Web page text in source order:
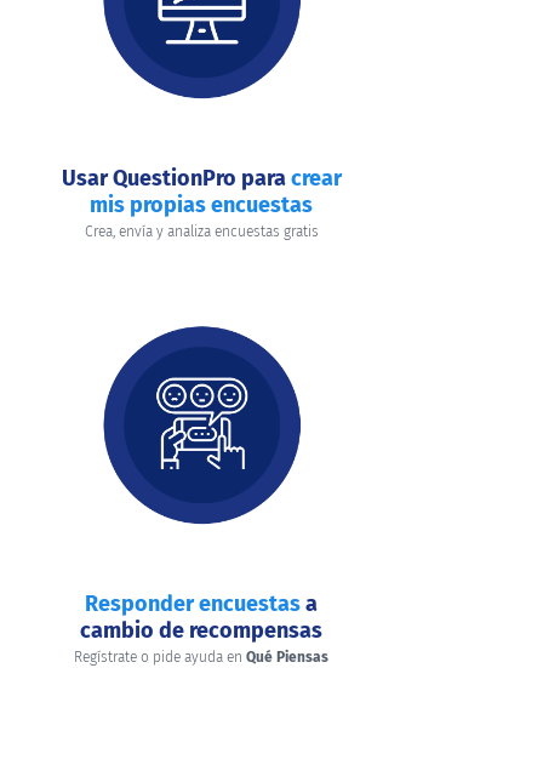
Usar QuestionPro paracrear
mis propias encuestas
Crea, envía y analiza encuestas gratis
Responder encuestasa
cambio de recompensas
Regístrate o pide ayuda en Qué Piensas